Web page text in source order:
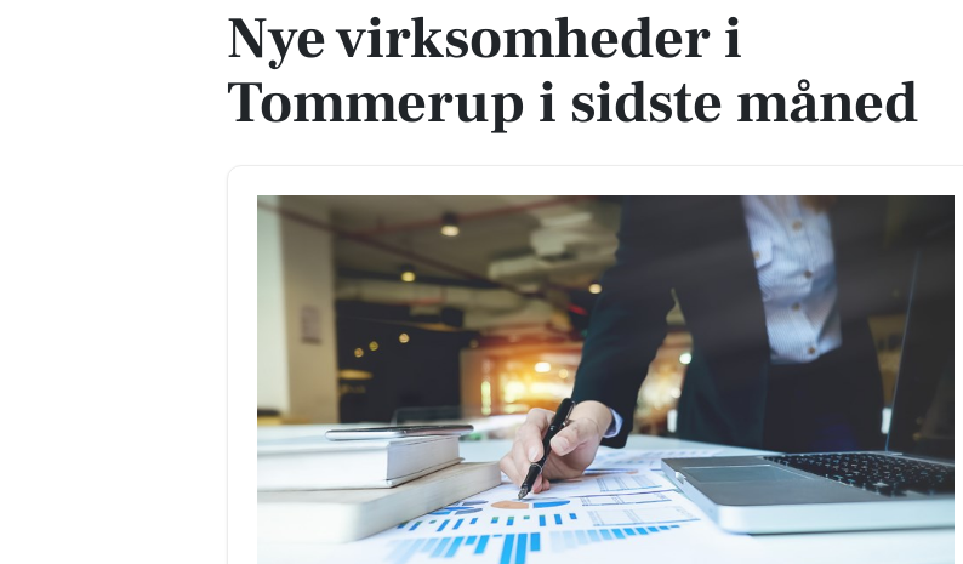
Nye virksomheder i
Tommerup i sidste måned